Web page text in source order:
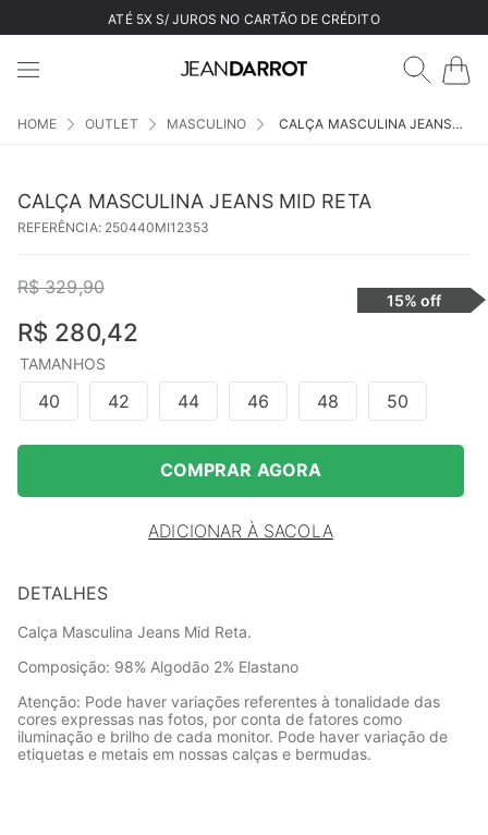
ATÉ 5X S/ JUROS NO CARTÃO DE CRÉDITO
OUTLET MASCULINO CALÇA MASCULINA JEANS MID RETA
CALÇA MASCULINA JEANS MID RETA
REFERÊNCIA: 250440MI12353
R$ 329,90
R$ 280,42
15% off
TAMANHOS
40 42 44 46 48 50
COMPRAR AGORA
ADICIONAR À SACOLA
DETALHES
Calça Masculina Jeans Mid Reta.
Composição: 98% Algodão 2% Elastano
Atenção: Pode haver variações referentes à tonalidade das
cores expressas nas fotos, por conta de fatores como
iluminação e brilho de cada monitor. Pode haver variação de
etiquetas e metais em nossas calças e bermudas.